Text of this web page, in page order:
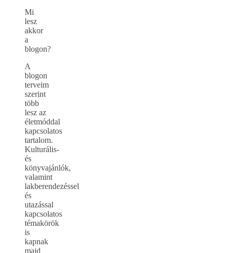
Mi
lesz
akkor
a
blogon?
A
blogon
terveim
szerint
több
lesz az
életmóddal
kapcsolatos
tartalom.
Kulturális-
és
könyvajánlók,
valamint
lakberendezéssel
és
utazással
kapcsolatos
témakörök
is
kapnak
majd